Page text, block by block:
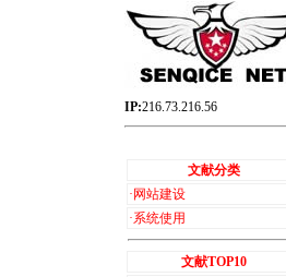
IP:216.73.216.56
文献分类
· 网站建设
·系统使用
文献TOP10